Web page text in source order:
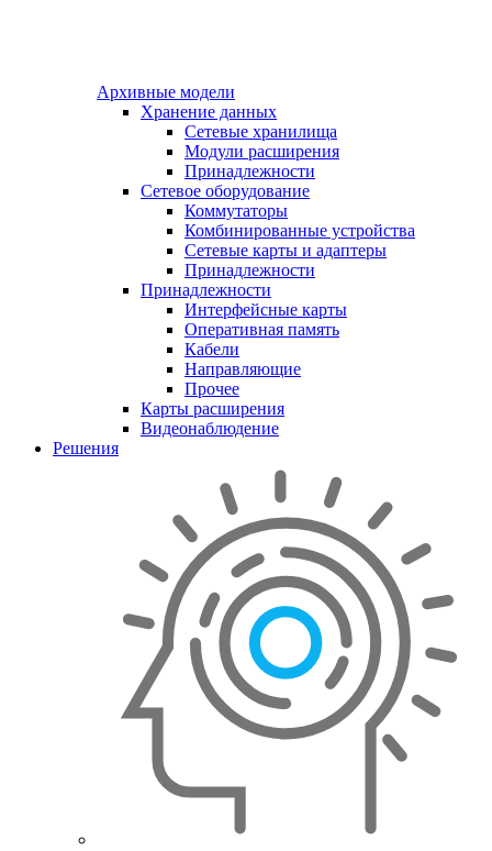
Архивные модели
Хранение данных
Сетевые хранилища
Модули расширения
Принадлежности
Сетевое оборудование
Коммутаторы
Комбинированные устройства
Сетевые карты и адаптеры
Принадлежности
Принадлежности
Интерфейсные карты
Оперативная память
Кабели
Направляющие
Прочее
Карты расширения
Видеонаблюдение
Решения